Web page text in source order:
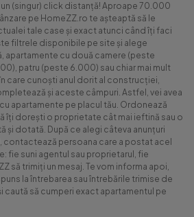
(singur) click distanță! Aproape 70.000
pe HomeZZ.ro te așteaptă să le
tale case și exact atunci când îți faci
filtrele disponibile pe site și alege
apartamente cu două camere (peste
patru (peste 6.000) sau chiar mai mult
care cunoști anul dorit al construcției,
și aceste câmpuri. Astfel, vei avea
apartamente pe placul tău. Ordonează
îți dorești o proprietate cât mai ieftină sau o
și dotată. După ce alegi câteva anunțuri
contactează persoana care a postat acel
fie suni agentul sau proprietarul, fie
să trimiți un mesaj. Te vom informa apoi,
la întrebarea sau întrebările trimise de
caută să cumperi exact apartamentul pe